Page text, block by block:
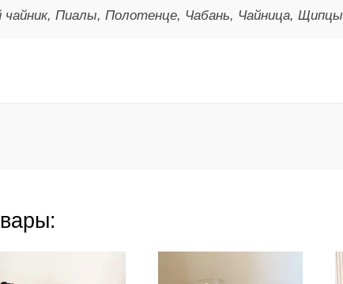
чайник, Пиалы, Полотенце, Чабань, Чайница, Щипцы